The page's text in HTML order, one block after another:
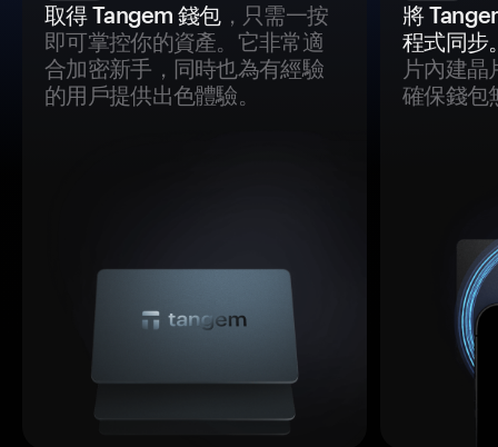
取得 Tangem 錢包，只需一按
即可掌控你的資產。它非常適
合加密新手，同時也為有經驗
的用戶提供出色體驗。
將
程式同步
片內建晶
確保錢包